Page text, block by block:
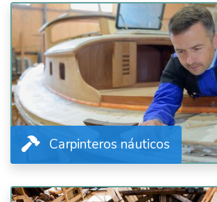
Carpinteros náuticos